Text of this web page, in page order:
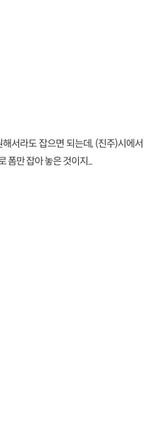
서라도 잡으면 되는데, (진주)시에서
폼만 잡아 놓은 것이지...